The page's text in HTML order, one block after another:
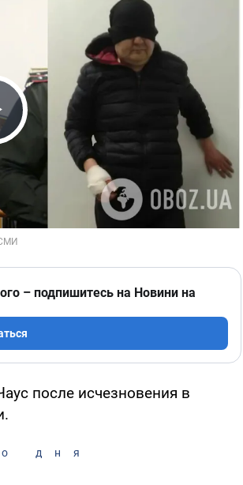
Video
– подпишитесь на Новини на
после исчезновения в
дня